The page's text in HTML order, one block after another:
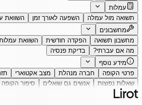
עמלות
תשואה מול עמלה
השפעה לאורך זמן השוואת
מחשבונים
מחשבון תשואה
הפקדה חודשית השוואת
מה אם עברתי?
בדיקת פנסיה
מידע נוסף
פרטי הקופה
חברה מנהלת מצב אקטוארי
שאלות נפוצות
אנשים גם שואלים סיפור הקופה